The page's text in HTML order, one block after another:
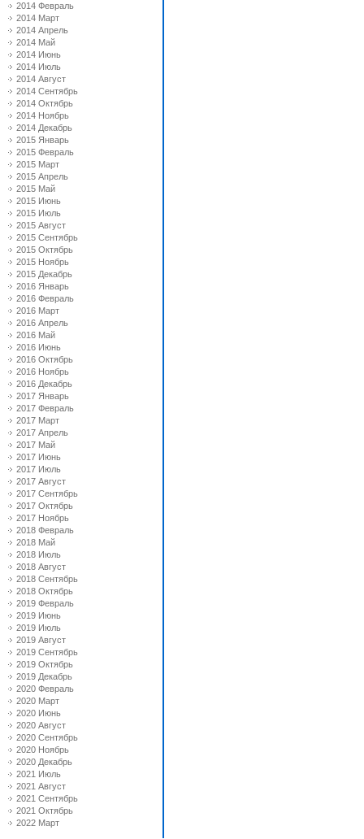
2014 Февраль
2014 Март
2014 Апрель
2014 Май
2014 Июнь
2014 Июль
2014 Август
2014 Сентябрь
2014 Октябрь
2014 Ноябрь
2014 Декабрь
2015 Январь
2015 Февраль
2015 Март
2015 Апрель
2015 Май
2015 Июнь
2015 Июль
2015 Август
2015 Сентябрь
2015 Октябрь
2015 Ноябрь
2015 Декабрь
2016 Январь
2016 Февраль
2016 Март
2016 Апрель
2016 Май
2016 Июнь
2016 Октябрь
2016 Ноябрь
2016 Декабрь
2017 Январь
2017 Февраль
2017 Март
2017 Апрель
2017 Май
2017 Июнь
2017 Июль
2017 Август
2017 Сентябрь
2017 Октябрь
2017 Ноябрь
2018 Февраль
2018 Май
2018 Июль
2018 Август
2018 Сентябрь
2018 Октябрь
2019 Февраль
2019 Июнь
2019 Июль
2019 Август
2019 Сентябрь
2019 Октябрь
2019 Декабрь
2020 Февраль
2020 Март
2020 Июнь
2020 Август
2020 Сентябрь
2020 Ноябрь
2020 Декабрь
2021 Июль
2021 Август
2021 Сентябрь
2021 Октябрь
2022 Март